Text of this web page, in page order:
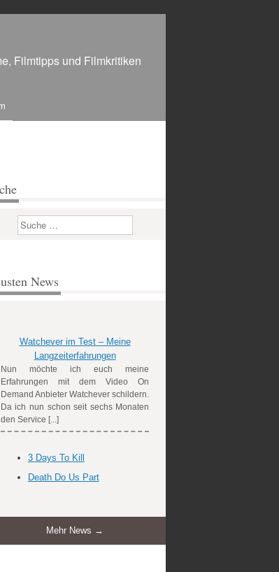
Filmtipps und Filmkritiken
Suchen
News
Watchever im Test – Meine
Langzeiterfahrungen
Nun möchte ich euch meine
Erfahrungen mit dem Video On
Demand Anbieter Watchever schildern.
Da ich nun schon seit sechs Monaten
den Service [...]
3 Days To Kill
Death Do Us Part
Mehr News →